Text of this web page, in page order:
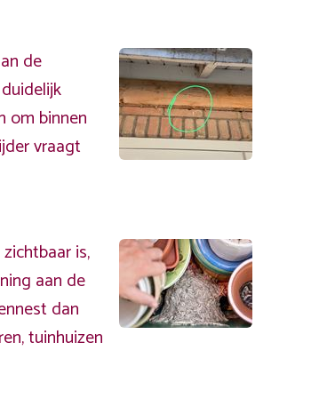
de
om binnen
vraagt
is,
aan de
dan
tuinhuizen